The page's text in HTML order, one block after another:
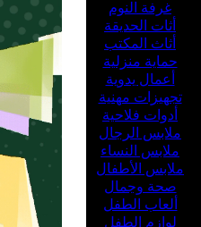
غرفة النوم
أثات الحديقة
أثاث المكتب
حماية منزلية
أعمال يدوية
تجهيزات مهنية
أدوات فلاحية
ملابس الرجال
ملابس النساء
ملابس الأطفال
صحة وجمال
ألعاب الطفل
لوازم الطفل